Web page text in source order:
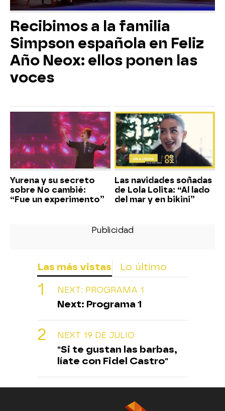
Recibimos a la familia
Simpson española en Feliz
Año Neox: ellos ponen las
voces
Yurena y su secreto
sobre No cambié:
“Fue un experimento”
Las navidades soñadas
de Lola Lolita: “Al lado
del mar y en bikini”
Las más vistas Lo último
NEXT: PROGRAMA 1
Next: Programa 1
NEXT 19 DE JULIO
"Si te gustan las barbas,
líate con Fidel Castro"